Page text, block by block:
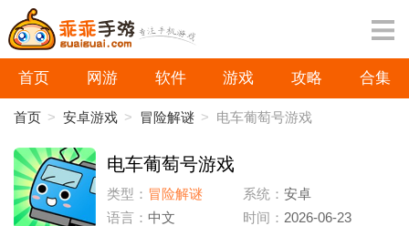
首页 网游 软件 游戏 攻略 合集
首页 > 安卓游戏 > 冒险解谜 > 电车葡萄号游戏
电车葡萄号游戏
类型： 冒险解谜 系统：安卓
语言： 中文 时间： 2026-06-23